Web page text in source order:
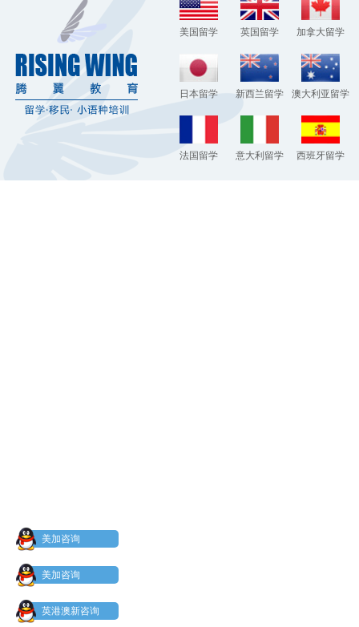
美国留学 英国留学 加拿大留学
日本留学 新西兰留学 澳大利亚留学
法国留学 意大利留学 西班牙留学
美加咨询
美加咨询
英港澳新咨询